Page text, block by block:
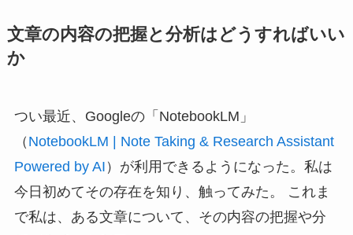
文章の内容の把握と分析はどうすればいい
か
つい最近、Googleの「NotebookLM」
（ NotebookLM | Note Taking & Research Assistant
Powered by AI ）が利用できるようになった。私は
今日初めてその存在を知り、触ってみた。 これま
で私は、ある文章について、その内容の把握や分